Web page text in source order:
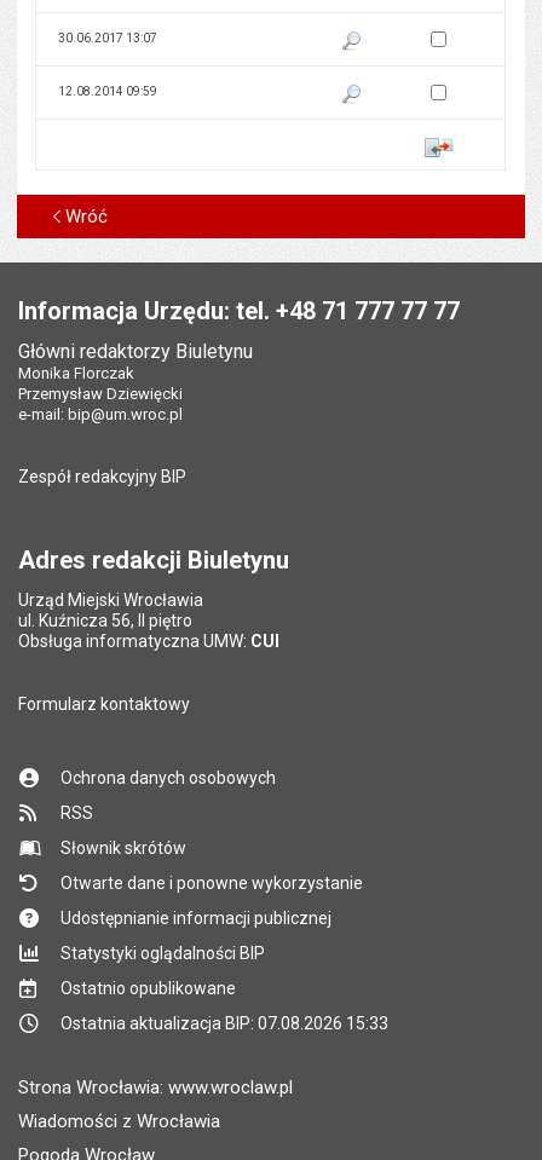
30.06.2017 13:07 Pokaż podgląd wersji z dnia
Zaznacz wersję do
12.08.2014 09:59 Pokaż podgląd wersji z dnia
Zaznacz wersję do
Porównaj
Wróć
Informacja Urzędu: tel. +48 71 777 77 77
Główni redaktorzy Biuletynu
Monika Florczak
Przemysław Dziewięcki
e-mail: bip@um.wroc.pl
Zespół redakcyjny BIP
Adres redakcji Biuletynu
Urząd Miejski Wrocławia
ul. Kuźnicza 56, II piętro
Obsługa informatyczna UMW: CUI
Formularz kontaktowy
Ochrona danych osobowych
RSS
Słownik skrótów
Otwarte dane i ponowne wykorzystanie
Udostępnianie informacji publicznej
Statystyki oglądalności BIP
Ostatnio opublikowane
Ostatnia aktualizacja BIP: 07.08.2026 15:33
Strona Wrocławia: www.wroclaw.pl
Wiadomości z Wrocławia
Pogoda Wrocław